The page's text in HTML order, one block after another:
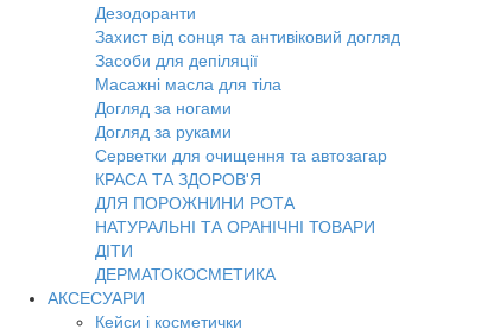
Дезодоранти
Захист від сонця та антивіковий догляд
Засоби для депіляції
Масажні масла для тіла
Догляд за ногами
Догляд за руками
Серветки для очищення та автозагар
КРАСА ТА ЗДОРОВ'Я
ДЛЯ ПОРОЖНИНИ РОТА
НАТУРАЛЬНІ ТА ОРАНІЧНІ ТОВАРИ
ДІТИ
ДЕРМАТОКОСМЕТИКА
АКСЕСУАРИ
Кейси і косметички